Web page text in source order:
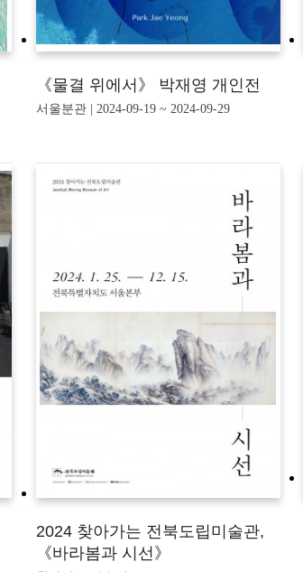
《물결 위에서》 박재영 개인전
서울분관 | 2024-09-19 ~ 2024-09-29
2024 찾아가는 전북도립미술관,
《바라봄과 시선》